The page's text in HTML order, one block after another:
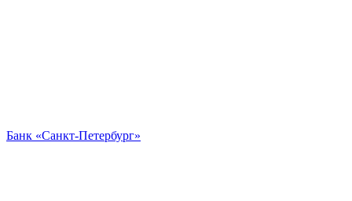
Банк «Санкт-Петербург»